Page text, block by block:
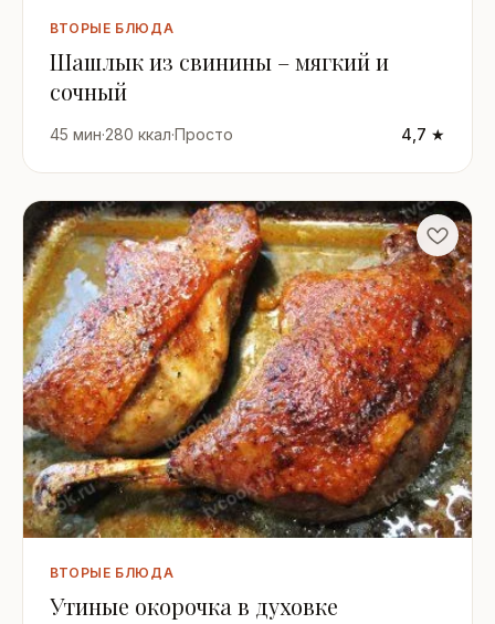
ВТОРЫЕ БЛЮДА
Шашлык из свинины – мягкий и
сочный
45 мин·280 ккал·Просто 4,7 ★
ВТОРЫЕ БЛЮДА
Утиные окорочка в духовке